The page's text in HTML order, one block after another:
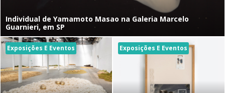
Individual de Yamamoto Masao na Galeria Marcelo
Guarnieri, em SP
Exposições E Eventos Exposições E Eventos